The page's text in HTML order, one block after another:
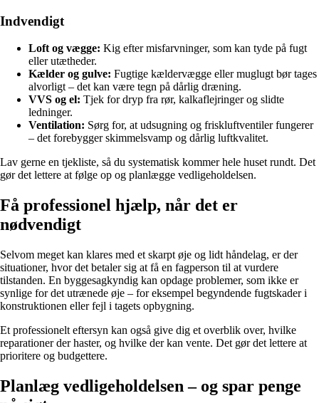
Indvendigt
Loft og vægge: Kig efter misfarvninger, som kan tyde på fugt
eller utætheder.
Kælder og gulve: Fugtige kældervægge eller muglugt bør tages
alvorligt – det kan være tegn på dårlig dræning.
VVS og el: Tjek for dryp fra rør, kalkaflejringer og slidte
ledninger.
Ventilation: Sørg for, at udsugning og friskluftventiler fungerer
– det forebygger skimmelsvamp og dårlig luftkvalitet.
Lav gerne en tjekliste, så du systematisk kommer hele huset rundt. Det
gør det lettere at følge op og planlægge vedligeholdelsen.
Få professionel hjælp, når det er
nødvendigt
Selvom meget kan klares med et skarpt øje og lidt håndelag, er der
situationer, hvor det betaler sig at få en fagperson til at vurdere
tilstanden. En byggesagkyndig kan opdage problemer, som ikke er
synlige for det utrænede øje – for eksempel begyndende fugtskader i
konstruktionen eller fejl i tagets opbygning.
Et professionelt eftersyn kan også give dig et overblik over, hvilke
reparationer der haster, og hvilke der kan vente. Det gør det lettere at
prioritere og budgettere.
Planlæg vedligeholdelsen – og spar penge